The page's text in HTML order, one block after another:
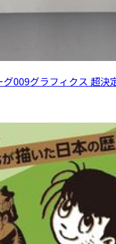
グ009グラフィクス 超